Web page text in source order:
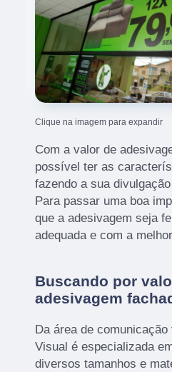
Clique na imagem para expandir
Com a valor de
possível ter as
fazendo a sua
Para passar uma boa
que a adesivagem seja
adequada e com a
Buscando por
adesivagem
Da área de
Visual é especializada
diversos tamanhos e